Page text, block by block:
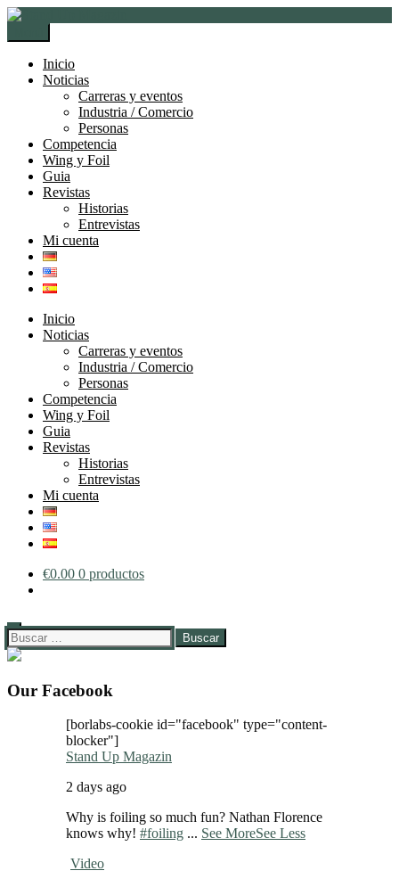
Ir
la
navegación
Ir
contenido
Inicio
Noticias
Carreras y eventos
Industria / Comercio
Personas
Competencia
Wing y Foil
Guia
Revistas
Historias
Entrevistas
Mi cuenta
Inicio
Noticias
Carreras y eventos
Industria / Comercio
Personas
Competencia
Wing y Foil
Guia
Revistas
Historias
Entrevistas
Mi cuenta
€0.00 0 productos
Buscar:
Our Facebook
[borlabs-cookie id="facebook" type="content-
blocker"]
Stand Up Magazin
2 days ago
Why is foiling so much fun? Nathan Florence
knows why! #foiling ... See MoreSee Less
Video